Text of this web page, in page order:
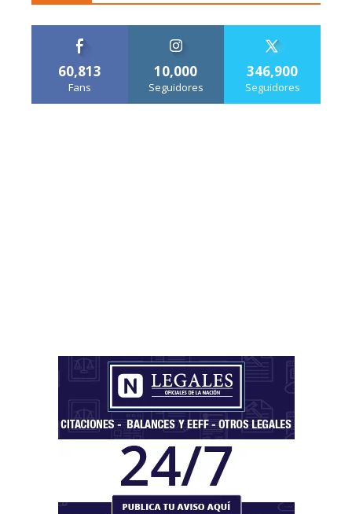
60,813
Fans
10,000
Seguidores
346,900
Seguidores